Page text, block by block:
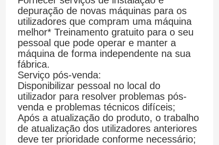
depuração de novas máquinas para os
utilizadores que compram uma máquina
melhor* Treinamento gratuito para o seu
pessoal que pode operar e manter a
máquina de forma independente na sua
fábrica.
Serviço pós-venda:
Disponibilizar pessoal no local do
utilizador para resolver problemas pós-
venda e problemas técnicos difíceis;
Após a atualização do produto, o trabalho
de atualização dos utilizadores anteriores
deve ter prioridade conforme necessário;